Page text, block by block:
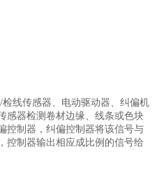
线传感器、电动驱动器、纠偏机
感器检测卷材边缘、线条或色块
控制器，纠偏控制器将该信号与
控制器输出相应成比例的信号给